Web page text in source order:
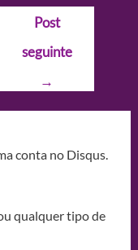
Post
seguinte
→
conta no Disqus.
qualquer tipo de